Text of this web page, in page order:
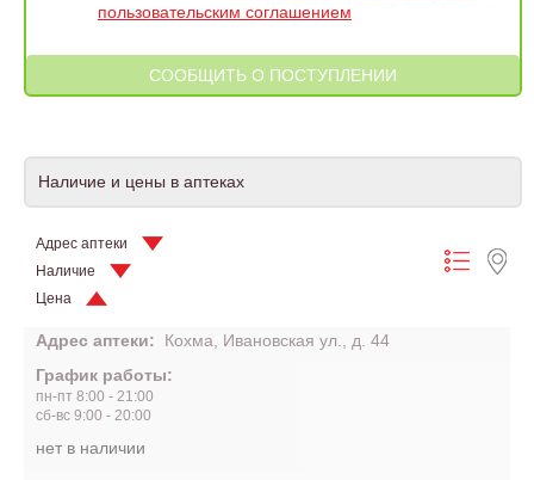
пользовательским соглашением
Наличие и цены в аптеках
Адрес аптеки
Наличие
Цена
Адрес аптеки:
Кохма, Ивановская ул., д. 44
График работы:
пн-пт 8:00 - 21:00
сб-вс 9:00 - 20:00
нет в наличии